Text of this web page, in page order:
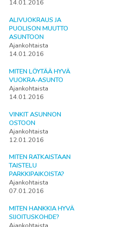
14.01.2016
ALIVUOKRAUS JA
PUOLISON MUUTTO
ASUNTOON
Ajankohtaista
14.01.2016
MITEN LÖYTÄÄ HYVÄ
VUOKRA-ASUNTO
Ajankohtaista
14.01.2016
VINKIT ASUNNON
OSTOON
Ajankohtaista
12.01.2016
MITEN RATKAISTAAN
TAISTELU
PARKKIPAIKOISTA?
Ajankohtaista
07.01.2016
MITEN HANKKIA HYVÄ
SIJOITUSKOHDE?